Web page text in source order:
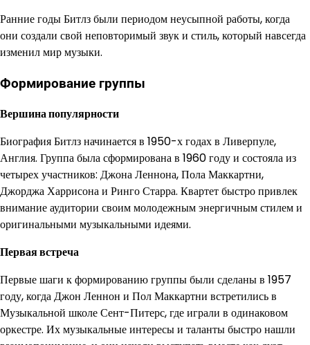
Ранние годы Битлз были периодом неусыпной работы, когда
они создали свой неповторимый звук и стиль, который навсегда
изменил мир музыки.
Формирование группы
Вершина популярности
Биография Битлз начинается в 1950-х годах в Ливерпуле,
Англия. Группа была сформирована в 1960 году и состояла из
четырех участников: Джона Леннона, Пола Маккартни,
Джорджа Харрисона и Ринго Старра. Квартет быстро привлек
внимание аудитории своим молодежным энергичным стилем и
оригинальными музыкальными идеями.
Первая встреча
Первые шаги к формированию группы были сделаны в 1957
году, когда Джон Леннон и Пол Маккартни встретились в
Музыкальной школе Сент-Питерс, где играли в одинаковом
оркестре. Их музыкальные интересы и таланты быстро нашли